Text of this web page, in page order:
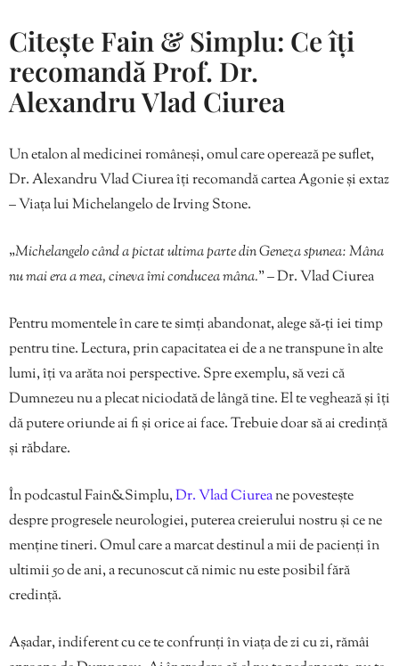
Citește Fain & Simplu: Ce îți
recomandă Prof. Dr.
Alexandru Vlad Ciurea
Un etalon al medicinei româneși, omul care operează pe suflet,
Dr. Alexandru Vlad Ciurea îți recomandă cartea Agonie și extaz
– Viața lui Michelangelo de Irving Stone.
„Michelangelo când a pictat ultima parte din Geneza spunea: Mâna
nu mai era a mea, cineva îmi conducea mâna.” – Dr. Vlad Ciurea
Pentru momentele în care te simți abandonat, alege să-ți iei timp
pentru tine. Lectura, prin capacitatea ei de a ne transpune în alte
lumi, îți va arăta noi perspective. Spre exemplu, să vezi că
Dumnezeu nu a plecat niciodată de lângă tine. El te veghează și îți
dă putere oriunde ai fi și orice ai face. Trebuie doar să ai credință
și răbdare.
În podcastul Fain&Simplu,Dr. Vlad Ciureane povestește
despre progresele neurologiei, puterea creierului nostru și ce ne
menține tineri. Omul care a marcat destinul a mii de pacienți în
ultimii 50 de ani, a recunoscut că nimic nu este posibil fără
credință.
Așadar, indiferent cu ce te confrunți în viața de zi cu zi, rămâi